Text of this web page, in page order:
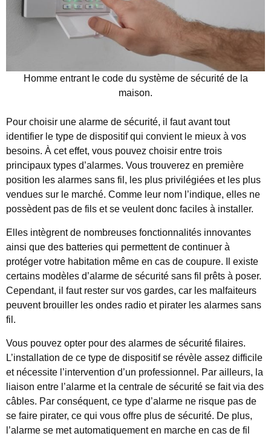
Homme entrant le code du système de sécurité de la
maison.
Pour choisir une alarme de sécurité, il faut avant tout
identifier le type de dispositif qui convient le mieux à vos
besoins. À cet effet, vous pouvez choisir entre trois
principaux types d’alarmes. Vous trouverez en première
position les alarmes sans fil, les plus privilégiées et les plus
vendues sur le marché. Comme leur nom l’indique, elles ne
possèdent pas de fils et se veulent donc faciles à installer.
Elles intègrent de nombreuses fonctionnalités innovantes
ainsi que des batteries qui permettent de continuer à
protéger votre habitation même en cas de coupure. Il existe
certains modèles d’alarme de sécurité sans fil prêts à poser.
Cependant, il faut rester sur vos gardes, car les malfaiteurs
peuvent brouiller les ondes radio et pirater les alarmes sans
fil.
Vous pouvez opter pour des alarmes de sécurité filaires.
L’installation de ce type de dispositif se révèle assez difficile
et nécessite l’intervention d’un professionnel. Par ailleurs, la
liaison entre l’alarme et la centrale de sécurité se fait via des
câbles. Par conséquent, ce type d’alarme ne risque pas de
se faire pirater, ce qui vous offre plus de sécurité. De plus,
l’alarme se met automatiquement en marche en cas de fil